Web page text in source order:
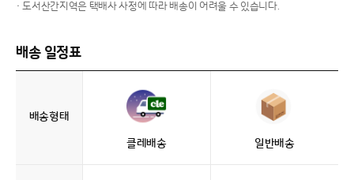
· 도서산간지역은 택배사 사정에 따라 배송이 어려울 수 있습니다.
배송 일정표
배송형태
클레배송 일반배송